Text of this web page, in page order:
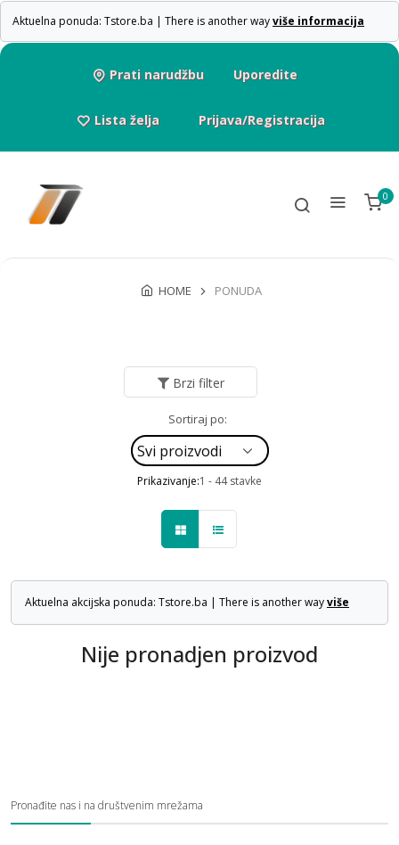
Aktuelna ponuda: Tstore.ba | There is another wayviše informacija
Prati narudžbu Uporedite
Lista želja Prijava/Registracija
0
HOME PONUDA
Brzi filter
Sortiraj po:
Prikazivanje:1 - 44 stavke
Aktuelna akcijska ponuda: Tstore.ba | There is another wayviše
Nije pronadjen proizvod
Pronađite nas i na društvenim mrežama